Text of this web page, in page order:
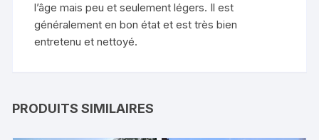
l’âge mais peu et seulement légers. Il est
généralement en bon état et est très bien
entretenu et nettoyé.
PRODUITS SIMILAIRES